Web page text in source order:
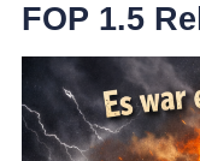
FOP 1.5